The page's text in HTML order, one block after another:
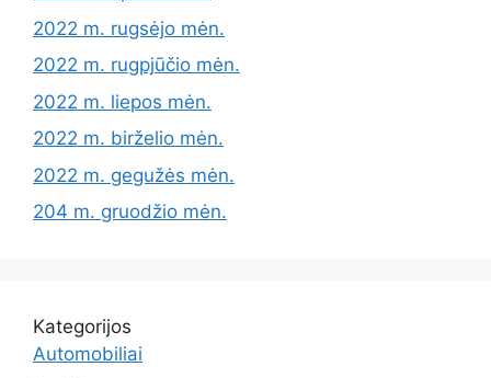
2022 m. rugsėjo mėn.
2022 m. rugpjūčio mėn.
2022 m. liepos mėn.
2022 m. birželio mėn.
2022 m. gegužės mėn.
204 m. gruodžio mėn.
Kategorijos
Automobiliai